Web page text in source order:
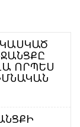
ՈՐՊԵՍ